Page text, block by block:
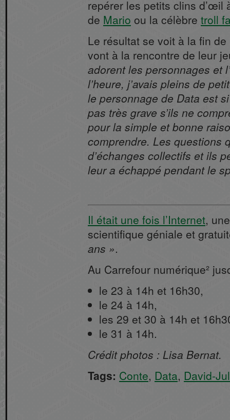
repérer les petits clins d’œil
de Mario ou la célèbre troll
Le résultat se voit à la fin
vont à la rencontre de leur
adorent les personnages et
l’heure, j’avais pleins de
le personnage de Data est
pas très grave s’ils ne
pour la simple et bonne
comprendre. Les questions
d’échanges collectifs et ils
leur a échappé pendant le
Il était une fois l’Internet,
scientifique géniale et
ans
.
Au Carrefour numérique²
le 23 à 14h et 16h30,
le 24 à 14h,
les 29 et 30 à 14h et
le 31 à 14h.
Crédit photos : Lisa Bernat.
Tags: Conte, Data, David-